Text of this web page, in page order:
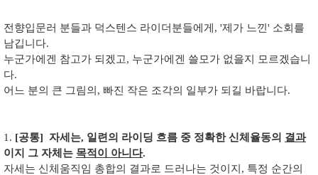
전향입문러 분들과 덕스텐스 라이더분들에게, '제가 느낀' 소회를
남깁니다.
누군가에겐 참고가 되겠고, 누군가에겐 쓸모가 없을지 모르겠습니
다.
어느 분의 큰 그림의, 빠진 작은 조각의 일부가 되길 바랍니다.
1. [공통] 자세는, 일련의 라이딩 흐름 중 정확한 신체율동의 결과
이지 그 자체는 목적이 아니다.
자세는 신체움직임 총합의 결과로 드러나는 것이지, 특정 순간의